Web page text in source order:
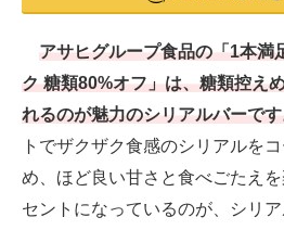
アサヒグループ食品の「1本満
ク 糖類80%オフ」は、糖類控え
れるのが魅力のシリアルバーで
トでザクザク食感のシリアルを
め、ほど良い甘さと食べごたえ
セントになっているのが、シリ